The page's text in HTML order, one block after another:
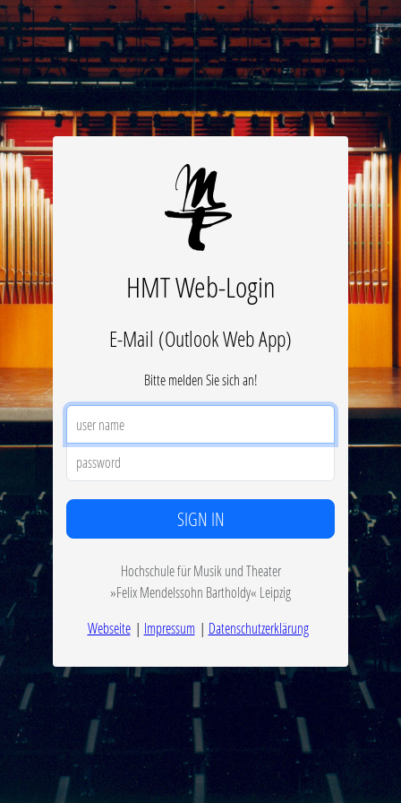
HMT Web-Login
E-Mail (Outlook Web App)
Bitte melden Sie sich an!
User
name:
Password:
SIGN IN
Hochschule für Musik und Theater
»Felix Mendelssohn Bartholdy« Leipzig
Webseite
Impressum Datenschutzerklärung